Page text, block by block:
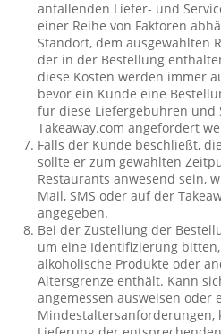
anfallenden Liefer- und
einer Reihe von Faktoren
Standort, dem ausgewählten
der in der Bestellung
diese Kosten werden immer
bevor ein Kunde eine
für diese Liefergebühren und
Takeaway.com angefordert
Falls der Kunde beschließt,
sollte er zum gewählten
Restaurants anwesend sein,
Mail, SMS oder auf der
angegeben.
Bei der Zustellung der
um eine Identifizierung
alkoholische Produkte oder
Altersgrenze enthält. Kann
angemessen ausweisen
Mindestaltersanforderungen,